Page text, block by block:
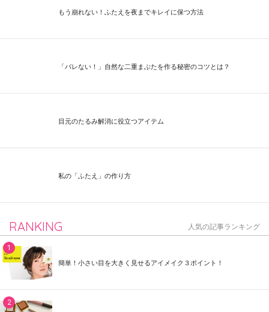
もう崩れない！ふたえを夜までキレイに保つ方法
「バレない！」自然な二重まぶたを作る秘密のコツとは？
目元のたるみ解消に役立つアイテム
私の「ふたえ」の作り方
RANKING 人気の記事ランキング
簡単！小さい目を大きく見せるアイメイク３ポイント！